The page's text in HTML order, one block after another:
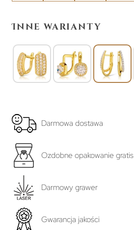
Inne warianty
Darmowa dostawa
Ozdobne opakowanie gratis
Darmowy grawer
Gwarancja jakości